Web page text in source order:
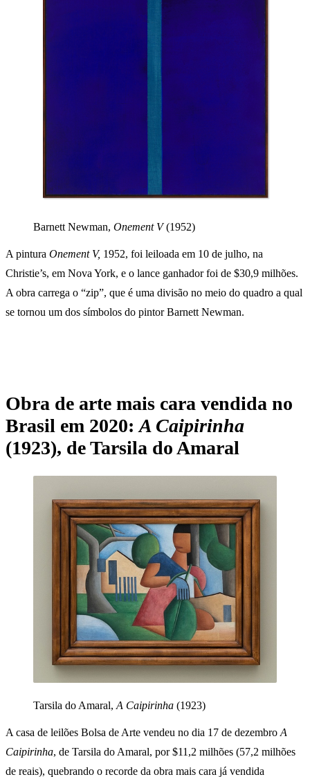
Barnett Newman, Onement V(1952)
A pintura Onement V, 1952, foi leiloada em 10 de julho, na
Christie’s, em Nova York, e o lance ganhador foi de $30,9 milhões.
A obra carrega o “zip”, que é uma divisão no meio do quadro a qual
se tornou um dos símbolos do pintor Barnett Newman.
Obra de arte mais cara vendida no
Brasil em 2020:A Caipirinha
(1923), de Tarsila do Amaral
Tarsila do Amaral,A Caipirinha (1923)
A casa de leilões Bolsa de Arte vendeu no dia 17 de dezembroA
Caipirinha, de Tarsila do Amaral, por $11,2 milhões (57,2 milhões
de reais), quebrando o recorde da obra mais cara já vendida